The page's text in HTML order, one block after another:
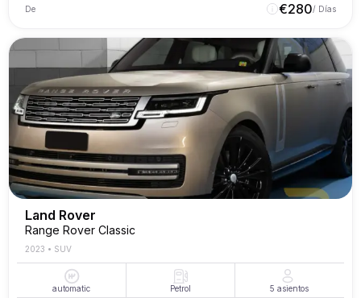
De €280/ Días
Land Rover
Range Rover Classic
2023 • SUV
automatic Petrol 5 asientos